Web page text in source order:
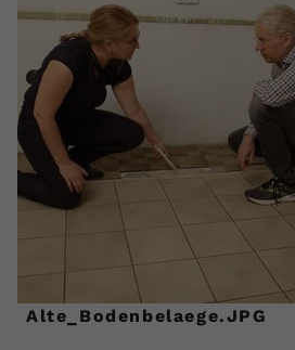
Alte_Bodenbelaege.JPG